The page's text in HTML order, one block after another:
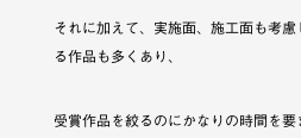
それに加えて、実施面、施工面も考
る作品も多くあり、
受賞作品を絞るのにかなりの時間を要